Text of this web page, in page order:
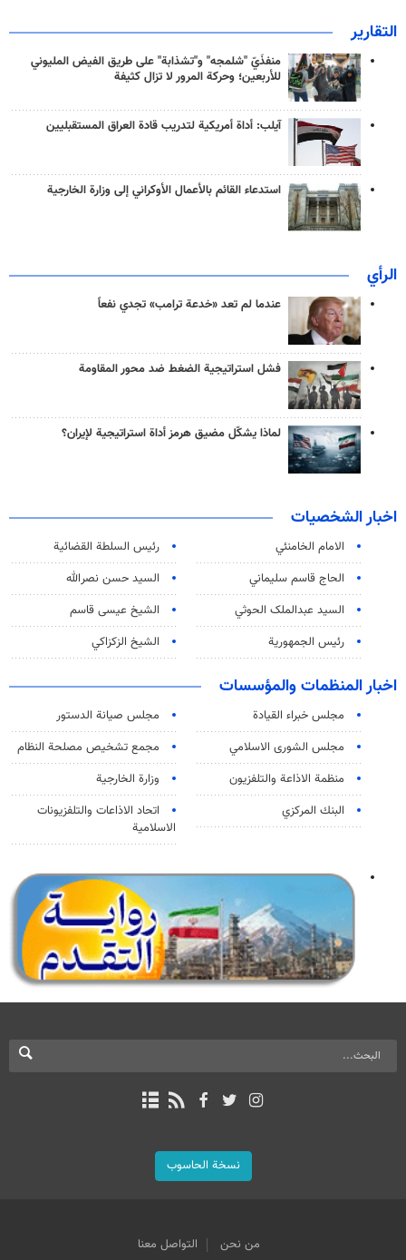
التقارير
منفذَيّ "شلمجه" و"تشذابة" على طريق الفيض المليوني
للأربعين؛ وحركة المرور لا تزال كثيفة
آيلب: أداة أمريكية لتدريب قادة العراق المستقبليين
استدعاء القائم بالأعمال الأوكراني إلى وزارة الخارجية
الرأي
عندما لم تعد «خدعة ترامب» تجدي نفعاً
فشل استراتيجية الضغط ضد محور المقاومة
لماذا يشكّل مضيق هرمز أداة استراتيجية لإيران؟
اخبار الشخصيات
الامام الخامنئي
رئیس السلطة القضائیة
الحاج قاسم سليماني
السيد حسن نصرالله
السید عبدالملک الحوثي
الشيخ عيسى قاسم
رئيس الجمهورية
الشيخ الزكزاكي
اخبار المنظمات والمؤسسات
مجلس خبراء القيادة
مجلس صيانة الدستور
مجلس الشورى الاسلامي
مجمع تشخيص مصلحة النظام
منظمة الاذاعة والتلفزیون
وزارة الخارجية
البنك المركزي
اتحاد الاذاعات والتلفزيونات
الاسلامية
نسخة الحاسوب
من نحن التواصل معنا